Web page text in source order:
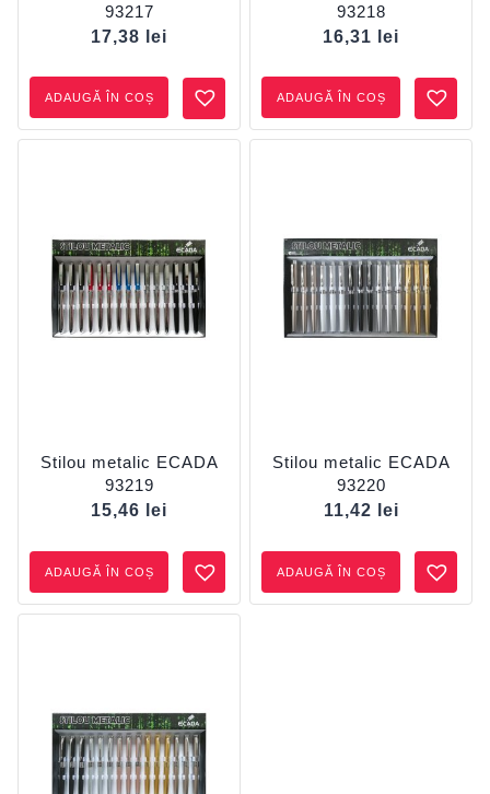
93217
17,38
lei
ADAUGĂ ÎN COȘ
93218
16,31
lei
ADAUGĂ ÎN COȘ
Stilou metalic ECADA
93219
15,46
lei
ADAUGĂ ÎN COȘ
Stilou metalic ECADA
93220
11,42
lei
ADAUGĂ ÎN COȘ